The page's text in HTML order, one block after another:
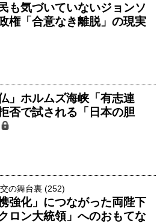
も気づいていないジョンソ
権「合意なき離脱」の現実
仏」ホルムズ海峡「有志連
否で試される「日本の胆
の舞台裏 (252)
携強化」につながった両陛下
クロン大統領」へのおもてな